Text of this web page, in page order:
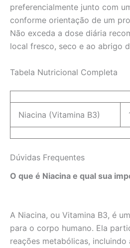
preferencialmente junto com
conforme orientação de um
Não exceda a dose diária
local fresco, seco e ao abrigo
Tabela Nutricional Completa
Niacina (Vitamina B3)
Dúvidas Frequentes
O que é Niacina e qual sua
A Niacina, ou Vitamina B3, é
para o corpo humano. Ela
reações metabólicas,